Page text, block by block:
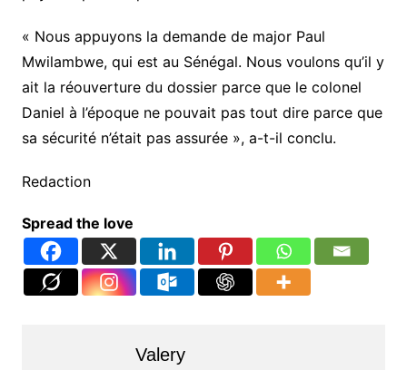
« Nous appuyons la demande de major Paul
Mwilambwe, qui est au Sénégal. Nous voulons qu’il y
ait la réouverture du dossier parce que le colonel
Daniel à l’époque ne pouvait pas tout dire parce que
sa sécurité n’était pas assurée », a-t-il conclu.
Redaction
Spread the love
Valery